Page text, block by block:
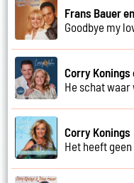
Frans Bauer
Goodbye my
Corry Konings
He schat waar
Corry Konings
Het heeft